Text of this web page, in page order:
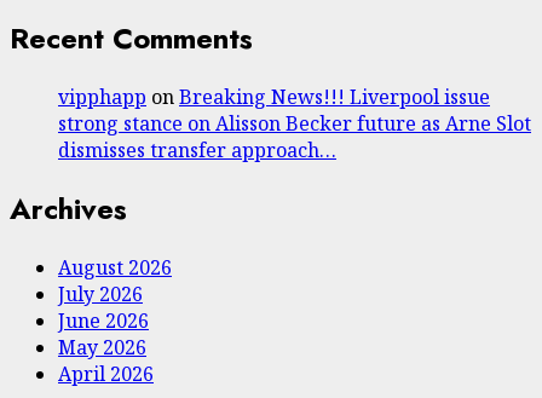
Recent Comments
vipphapp onBreaking News!!! Liverpool issue
strong stance on Alisson Becker future as Arne Slot
dismisses transfer approach…
Archives
August 2026
July 2026
June 2026
May 2026
April 2026